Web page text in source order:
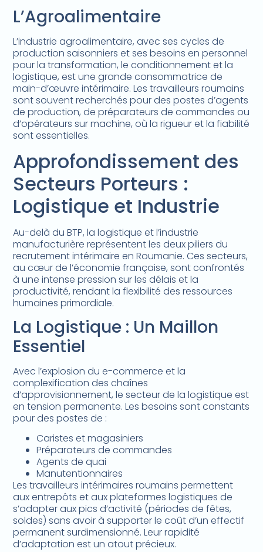
L’Agroalimentaire
L’industrie agroalimentaire, avec ses cycles de
production saisonniers et ses besoins en personnel
pour la transformation, le conditionnement et la
logistique, est une grande consommatrice de
main-d’œuvre intérimaire. Les travailleurs roumains
sont souvent recherchés pour des postes d’agents
de production, de préparateurs de commandes ou
d’opérateurs sur machine, où la rigueur et la fiabilité
sont essentielles.
Approfondissement des
Secteurs Porteurs :
Logistique et Industrie
Au-delà du BTP, la logistique et l’industrie
manufacturière représentent les deux piliers du
recrutement intérimaire en Roumanie. Ces secteurs,
au cœur de l’économie française, sont confrontés
à une intense pression sur les délais et la
productivité, rendant la flexibilité des ressources
humaines primordiale.
La Logistique : Un Maillon
Essentiel
Avec l’explosion du e-commerce et la
complexification des chaînes
d’approvisionnement, le secteur de la logistique est
en tension permanente. Les besoins sont constants
pour des postes de :
Caristes et magasiniers
Préparateurs de commandes
Agents de quai
Manutentionnaires
Les travailleurs intérimaires roumains permettent
aux entrepôts et aux plateformes logistiques de
s’adapter aux pics d’activité (périodes de fêtes,
soldes) sans avoir à supporter le coût d’un effectif
permanent surdimensionné. Leur rapidité
d’adaptation est un atout précieux.